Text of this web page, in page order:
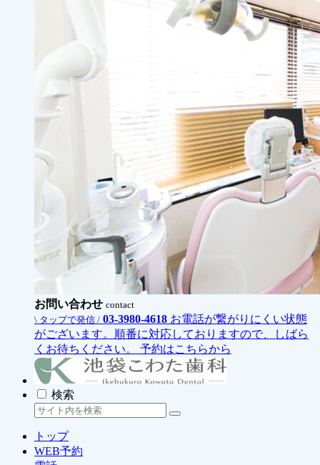
お問い合わせ contact
\ タップで発信 / 03-3980-4618 お電話が繋がりにくい状態
がございます。順番に対応しておりますので、しばら
くお待ちください。
予約はこちらから
検索
トップ
WEB予約